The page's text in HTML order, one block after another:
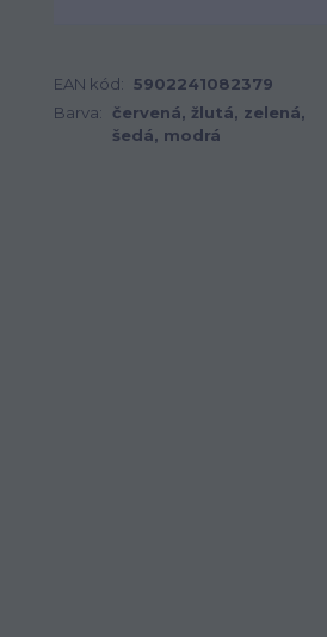
EAN kód: 5902241082379
Barva:
červená, žlutá, zelená,
šedá, modrá